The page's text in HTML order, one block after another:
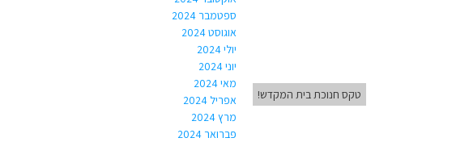
טקס חנוכת בית המקדש!
ספטמבר 2024
אוגוסט 2024
יולי 2024
יוני 2024
מאי 2024
אפריל 2024
מרץ 2024
פברואר 2024